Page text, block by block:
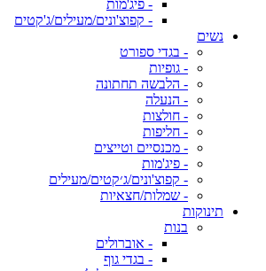
- פיג'מות
- קפוצ'ונים/מעילים/ג'קטים
נשים
- בגדי ספורט
- גופיות
- הלבשה תחתונה
- הנעלה
- חולצות
- חליפות
- מכנסיים וטייצים
- פיג'מות
- קפוצ'ונים/ג׳קטים/מעילים
- שמלות/חצאיות
תינוקות
בנות
- אוברולים
- בגדי גוף